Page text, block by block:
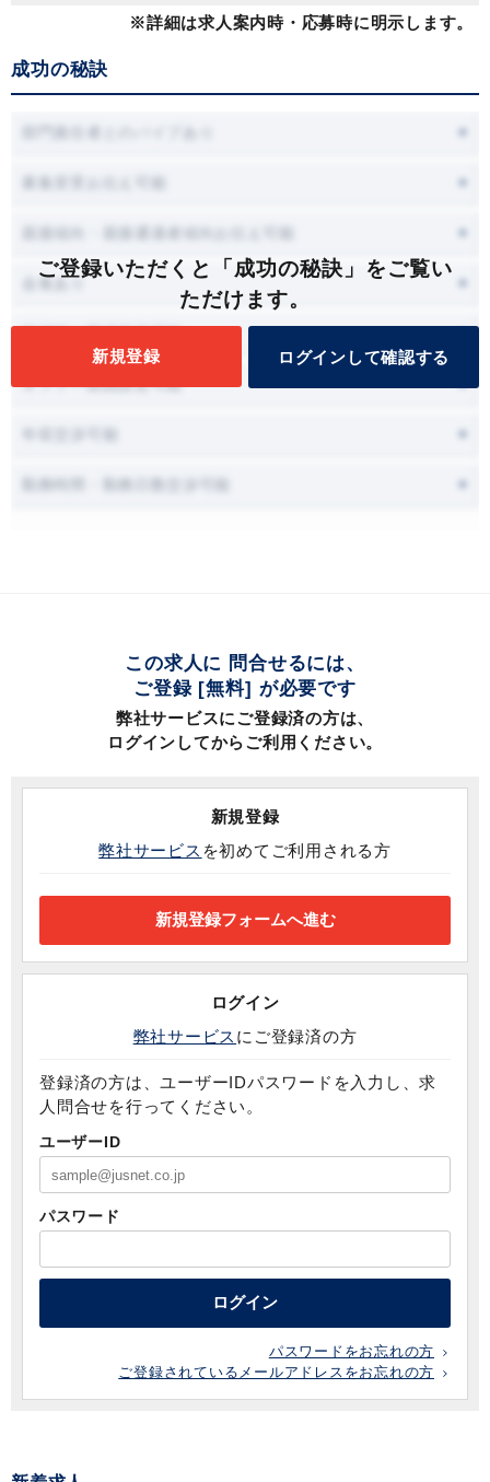
※詳細は求人案内時・応募時に明示します。
成功の秘訣
ご登録いただくと「成功の秘訣」をご覧い
ただけます。
新規登録 ログインして確認する
会食あり
オファー面談設定可能
この求人に 問合せるには、
ご登録 [無料] が必要です
弊社サービスにご登録済の方は、
ログインしてからご利用ください。
新規登録
弊社サービス を初めてご利用される方
ログイン
弊社サービス にご登録済の方
登録済の方は、ユーザーIDパスワードを入力し、求
人問合せを行ってください。
ユーザーID
パスワード
ログイン
パスワードをお忘れの方
ご登録されているメールアドレスをお忘れの方